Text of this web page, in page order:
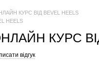
КУРС ВІД BEVEL HEELS
HEELS
КУРС
відгук